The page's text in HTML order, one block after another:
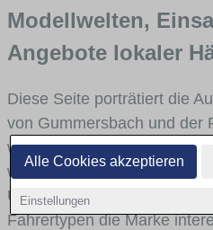
Alle Cookies akzeptieren
Einstellungen
Modellwelten,
Angebote lokaler
Diese Seite porträtiert die
von Gummersbach und der
welchen Fahrzeugklassen
welche Modellreihen häufig
Umlandverkehr zu sehen
Fahrertypen die Marke